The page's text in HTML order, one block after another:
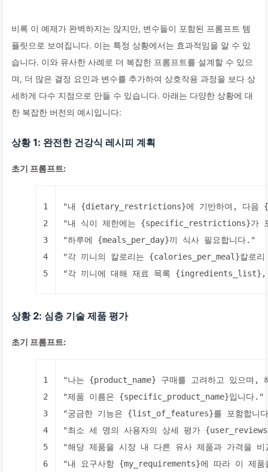
비록 이 예제가 완벽하지는 않지만, 변수들이 포함된 프롬프트 템
플릿으로 보여집니다. 이는 특정 상황에서는 효과적임을 알 수 있
습니다. 이와 유사한 사례로 더 복잡한 프롬프트를 설계할 수 있으
며, 더 많은 결정 요인과 변수를 추가하여 상호작용 과정을 보다 상
세하게 다수 지점으로 만들 수 있습니다. 아래는 다양한 상황에 대
한 복잡한 버전의 예시입니다:
상황 1: 완전한 건강식 레시피 계획
초기 프롬프트:
1
2
3
4
5
"내 {dietary_restrictions}에 기반하여, 다음
"내 식이 제한에는 {specific_restrictions}가
"하루에 {meals_per_day}끼 식사 필요합니다."
"각 끼니의 칼로리는 {calories_per_meal}칼로리
"각 끼니에 대해 재료 목록 {ingredients_list},
상황 2: 심층 기술 제품 평가
초기 프롬프트:
1
2
3
4
5
6
"나는 {product_name} 구매를 고려하고 있으
"제품 이름은 {specific_product_name}입니다."
"궁금한 기능은 {list_of_features}를 포함합니
"최소 세 명의 사용자의 상세 평가
"해당 제품을 시장 내 다른 유사 제품과 가격을
"내 요구사항 {my_requirements}에 따라 이 제품